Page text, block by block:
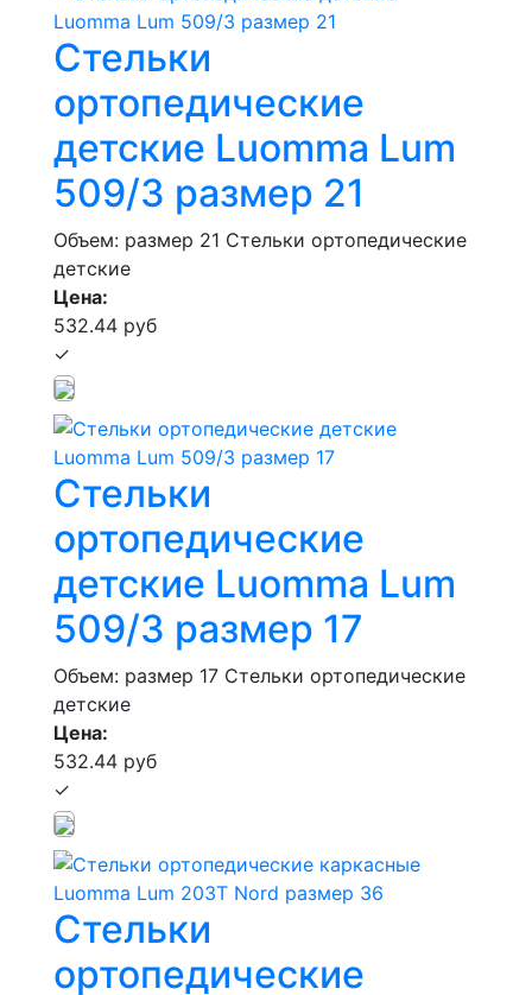
Стельки
ортопедические
детские Luomma Lum
509/3 размер 21
Объем: размер 21 Стельки ортопедические
детские
Цена:
532.44 руб
✓
Стельки
ортопедические
детские Luomma Lum
509/3 размер 17
Объем: размер 17 Стельки ортопедические
детские
Цена:
532.44 руб
✓
Стельки
ортопедические